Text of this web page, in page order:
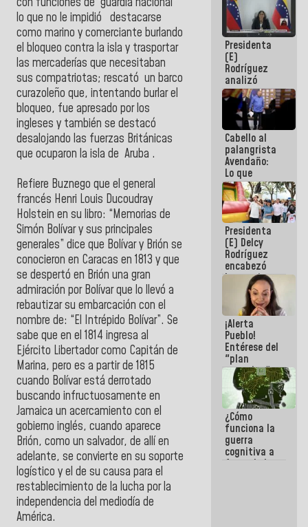
lo que no le impidió destacarse
como marino y comerciante burlando
el bloqueo contra la isla y trasportar
las mercaderías que necesitaban
sus compatriotas; rescató un barco
curazoleño que, intentando burlar el
bloqueo, fue apresado por los
ingleses y también se destacó
desalojando las fuerzas Británicas
que ocuparon la isla de Aruba .
Refiere Buznego que el general
francés Henri Louis Ducoudray
Holstein en su libro: “Memorias de
Simón Bolívar y sus principales
generales” dice que Bolívar y Brión se
conocieron en Caracas en 1813 y que
se despertó en Brión una gran
admiración por Bolívar que lo llevó a
rebautizar su embarcación con el
nombre de: “El Intrépido Bolívar”. Se
sabe que en el 1814 ingresa al
Ejército Libertador como Capitán de
Marina, pero es a partir de 1815
cuando Bolívar está derrotado
buscando infructuosamente en
Jamaica un acercamiento con el
gobierno inglés, cuando aparece
Brión, como un salvador, de allí en
adelante, se convierte en su soporte
logístico y el de su causa para el
restablecimiento de la lucha por la
independencia del mediodía de
América.
estén en el
marco de la
Constitución
de la
República
Presidenta
(E)
Rodríguez
analizó
junto a
gobernadores
planes de
recuperación
del Sistema
Eléctrico
Nacional
Cabello al
palangrista
Avendaño:
Lo que
vayas a
escribir
hazlo hoy
por que no
sabemos si
la semana
que viene
hay
programa
Presidenta
(E) Delcy
Rodríguez
encabezó
lanzamiento
del Plan
Nacional de
Recreación
Vacacional
¡Alerta
Pueblo!
Entérese del
"plan
enjambre"
de La Sayo
para
sabotear el
diálogo y
promover el
caos
¿Cómo
funciona la
guerra
cognitiva a
favor de la